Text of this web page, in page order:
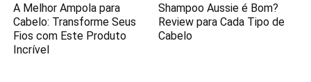
A Melhor Ampola para
Cabelo: Transforme Seus
Fios com Este Produto
Incrível
Shampoo Aussie é Bom?
Review para Cada Tipo de
Cabelo